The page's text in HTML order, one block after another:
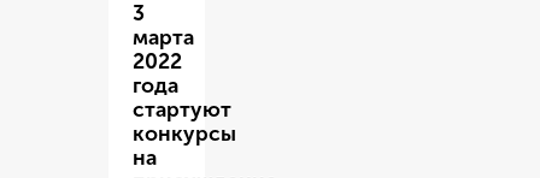
3
марта
2022
года
стартуют
конкурсы
на